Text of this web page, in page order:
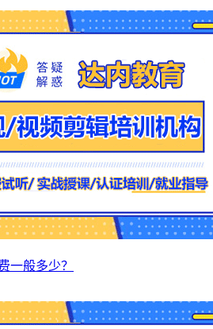
一般多少？